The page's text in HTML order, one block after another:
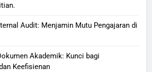
Audit: Menjamin Mutu Pengajaran di
Akademik: Kunci bagi
Keefisienan